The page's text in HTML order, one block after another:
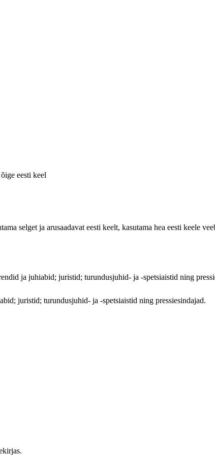
eesti keel
selget ja arusaadavat eesti keelt, kasutama hea eesti keele
ja juhiabid; juristid; turundusjuhid- ja -spetsiaistid ning
juristid; turundusjuhid- ja -spetsiaistid ning pressiesindajad.